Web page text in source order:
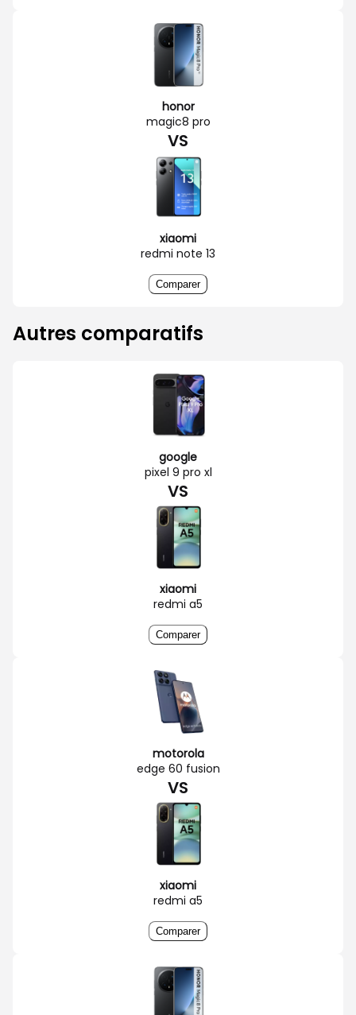
honor
magic8 pro
VS
xiaomi
redmi note 13
Comparer
Autres comparatifs
google
pixel 9 pro xl
VS
xiaomi
redmi a5
Comparer
motorola
edge 60 fusion
VS
xiaomi
redmi a5
Comparer